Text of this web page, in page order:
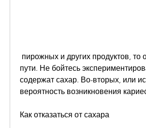
пути. Не бойтесь
содержат сахар. Во-вторых, или
вероятность возникновения
Как отказаться от сахара